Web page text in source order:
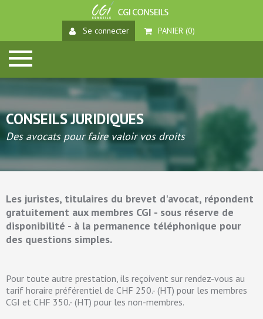
Se connecter PANIER (0)
CONSEILS JURIDIQUES
Des avocats pour faire valoir vos droits
Les juristes, titulaires du brevet d'avocat, répondent
gratuitement aux membres CGI - sous réserve de
disponibilité - à la permanence téléphonique pour
des questions simples.
Pour toute autre prestation, ils reçoivent sur rendez-vous au
tarif horaire préférentiel de CHF 250.- (HT) pour les membres
CGI et CHF 350.- (HT) pour les non-membres.